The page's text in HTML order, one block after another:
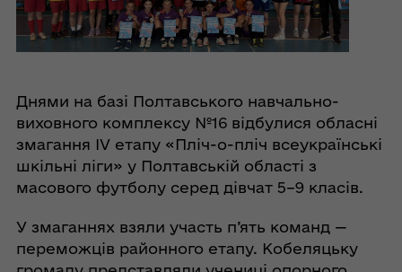
Днями на базі Полтавського навчально-
виховного комплексу №16 відбулися обласні
змагання IV етапу «Пліч-о-пліч всеукраїнські
шкільні ліги» у Полтавській області з
масового футболу серед дівчат 5–9 класів.
У змаганнях взяли участь п’ять команд —
переможців районного етапу. Кобеляцьку